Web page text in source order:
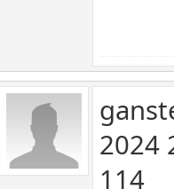
2024
114